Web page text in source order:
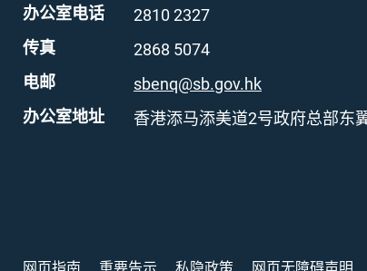
办公室电话 2810 2327
传真 2868 5074
电邮 sbenq@sb.gov.hk
办公室地址 香港添马添美道2号政府总部东
网页指南 重要告示 私隐政策 网页无障碍声明